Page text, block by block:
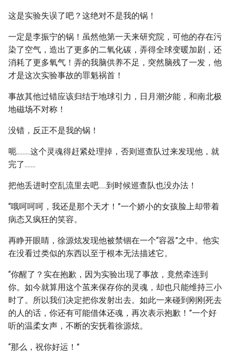
这是实验失误了吧？这绝对不是我的锅！
一定是李振宁的锅！虽然他第一天来研究院，可他的存在污
染了空气，造出了更多的二氧化碳，弄得全球变暖加剧，还
消耗了更多氧气！弄的我脑供养不足，突然脑残了一发，他
才是这次实验事故的罪魁祸首！
事故其他过错应该归结于地球引力，日月潮汐能，和南北极
地磁场不对称！
没错，反正不是我的锅！
呃.........这个灵魂得赶紧处理掉，否则巡查队过来发现他，就
完了.......
把他丢进时空乱流里去吧.....到时候巡查队也没办法！
“哦呵呵呵，我还是那个天才！”一个娇小的女孩脸上却带着
病态又疯狂的笑容。
再睁开眼睛，徐源炫发现他被禁锢在一个“容器”之中。他实
在没看过类似的东西以至于根本无法描述它。
“你醒了？实在抱歉，因为实验出现了事故，竟然牵连到
你。如今就算用这个茧来保存你的灵魂，却也只能维持三小
时了。所以我们决定把你发射出去。如此一来碰到刚刚死去
的人的话，你还有可能借体还魂，再次表示抱歉！”一个好
听的温柔女声，不断的安抚着徐源炫。
“那么，祝你好运！”